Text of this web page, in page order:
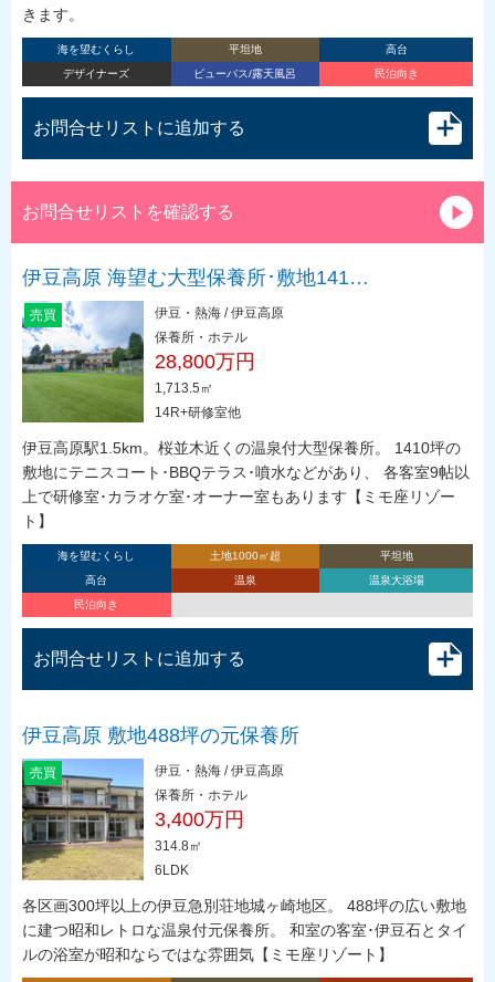
きます。
海を望むくらし 平坦地
高台
デザイナーズ
ビューバス/露天風呂 民泊向き
お問合せリストに追加する
お問合せリストを確認する
伊豆高原 海望む大型保養所･敷地141…
売買
伊豆・熱海 / 伊豆高原
保養所・ホテル
28,800万円
1,713.5㎡
14R+研修室他
伊豆高原駅1.5km。桜並木近くの温泉付大型保養所。 1410坪の
敷地にテニスコート･BBQテラス･噴水などがあり、 各客室9帖以
上で研修室･カラオケ室･オーナー室もあります【ミモ座リゾー
ト】
海を望むくらし 土地1000㎡超
平坦地
高台
温泉
温泉大浴場
民泊向き
お問合せリストに追加する
伊豆高原 敷地488坪の元保養所
売買
伊豆・熱海 / 伊豆高原
保養所・ホテル
3,400万円
314.8㎡
6LDK
各区画300坪以上の伊豆急別荘地城ヶ崎地区。 488坪の広い敷地
に建つ昭和レトロな温泉付元保養所。 和室の客室･伊豆石とタイ
ルの浴室が昭和ならではな雰囲気【ミモ座リゾート】